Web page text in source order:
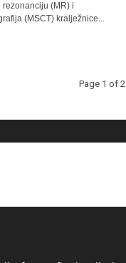
rezonanciju (MR) i
(MSCT) kralježnice...
Page 1 of 2